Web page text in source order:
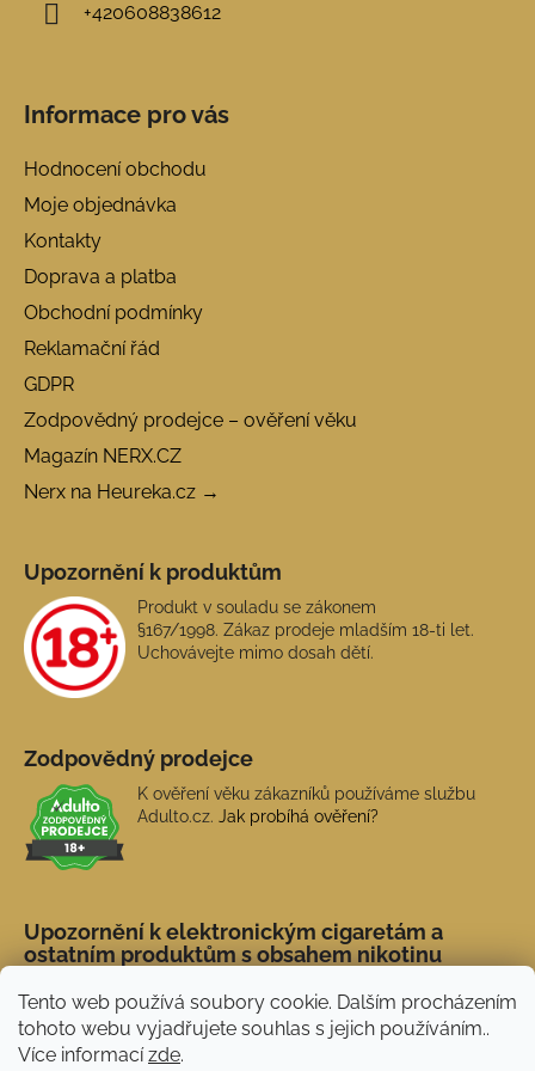
Tento web používá soubory cookie. Dalším procházením
tohoto webu vyjadřujete souhlas s jejich používáním..
Více informacízde.
+420608838612
Informace pro vás
Hodnocení obchodu
Moje objednávka
Kontakty
Doprava a platba
Obchodní podmínky
Reklamační řád
GDPR
Zodpovědný prodejce – ověření věku
Magazín NERX.CZ
Nerx na Heureka.cz →
Upozornění k produktům
Produkt v souladu se zákonem
§167/1998. Zákaz prodeje mladším 18-ti let.
Uchovávejte mimo dosah dětí.
Zodpovědný prodejce
K ověření věku zákazníků používáme službu
Adulto.cz. Jak probíhá ověření?
Upozornění k elektronickým cigaretám a
ostatním produktům s obsahem nikotinu